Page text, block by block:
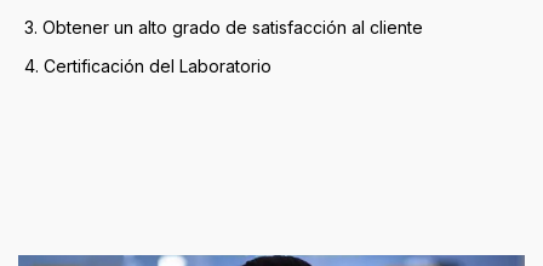
3. Obtener un alto grado de satisfacción al cliente
4. Certificación del Laboratorio